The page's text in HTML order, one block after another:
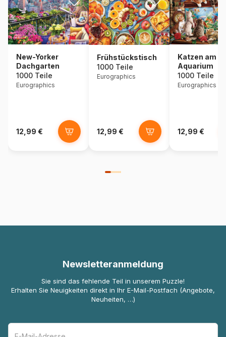
New-Yorker
Dachgarten
1000 Teile
Eurographics
12,99 €
Frühstückstisch
1000 Teile
Eurographics
12,99 €
Katzen am
Aquarium
1000 Teile
Eurographics
12,99 €
Newsletteranmeldung
Sie sind das fehlende Teil in unserem Puzzle!
Erhalten Sie Neuigkeiten direkt in Ihr E-Mail-Postfach (Angebote,
Neuheiten, …)